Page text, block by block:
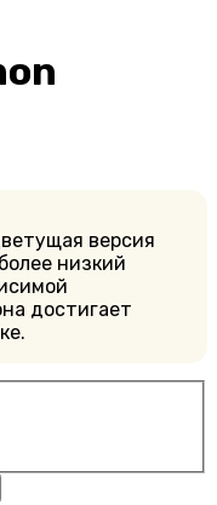
версия
низкий
достигает